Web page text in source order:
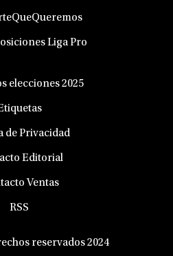
Liga Pro
elecciones 2025
de Privacidad
Editorial
Ventas
RSS
reservados 2024